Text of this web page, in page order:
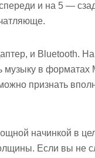
и на 5 —
и Bluetooth.
в форматах
признать
начинкой в
Если вы не